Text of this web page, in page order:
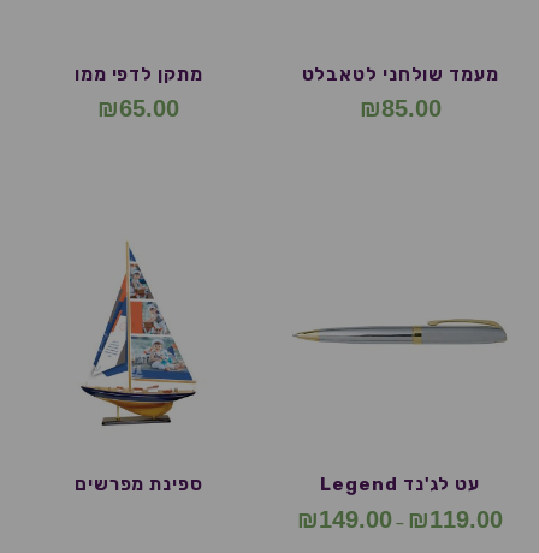
מעמד שולחני לטאבלט
₪85.00
מתקן לדפי ממו
₪65.00
עט לג'נד Legend
₪119.00
–
₪149.00
ספינת מפרשים